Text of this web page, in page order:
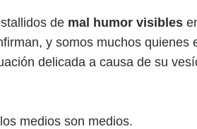
de mal humor visibles
y somos muchos quienes
delicada a causa de su
medios son medios.